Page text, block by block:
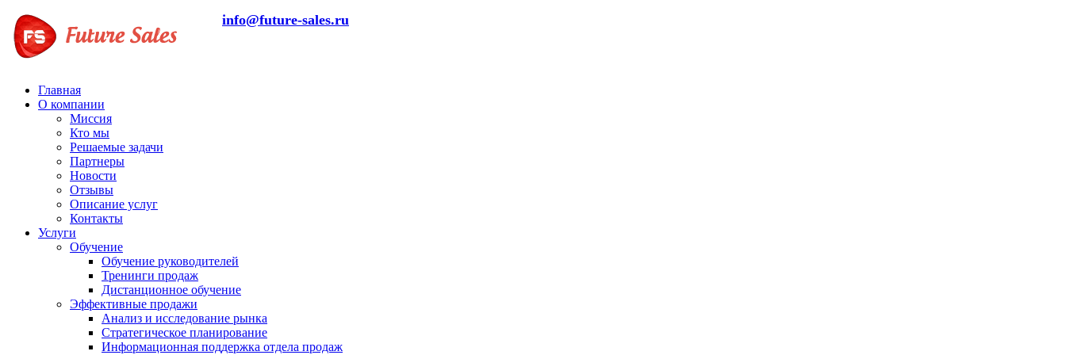
info@future-sales.ru
Главная
О компании
Миссия
Кто мы
Решаемые задачи
Партнеры
Новости
Отзывы
Описание услуг
Контакты
Услуги
Обучение
Обучение руководителей
Тренинги продаж
Дистанционное обучение
Эффективные продажи
Анализ и исследование рынка
Стратегическое планирование
Информационная поддержка отдела продаж